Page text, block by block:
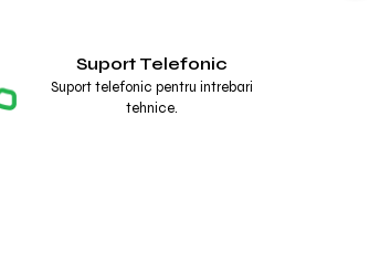
Suport Telefonic
Suport telefonic pentru intrebari
tehnice.